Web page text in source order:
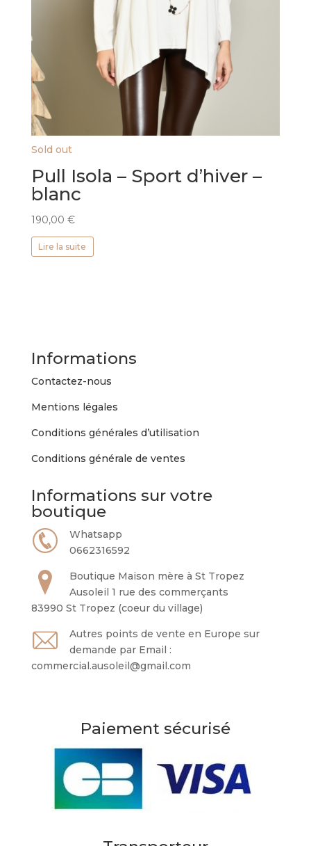
Sold out
Pull Isola – Sport d’hiver –
blanc
190,00 €
Lire la suite
Informations
Contactez-nous
Mentions légales
Conditions générales d’utilisation
Conditions générale de ventes
Informations sur votre
boutique
Whatsapp
0662316592
Boutique Maison mère à St Tropez
Ausoleil 1 rue des commerçants
83990 St Tropez (coeur du village)
Autres points de vente en Europe sur
demande par Email :
commercial.ausoleil@gmail.com
Paiement sécurisé